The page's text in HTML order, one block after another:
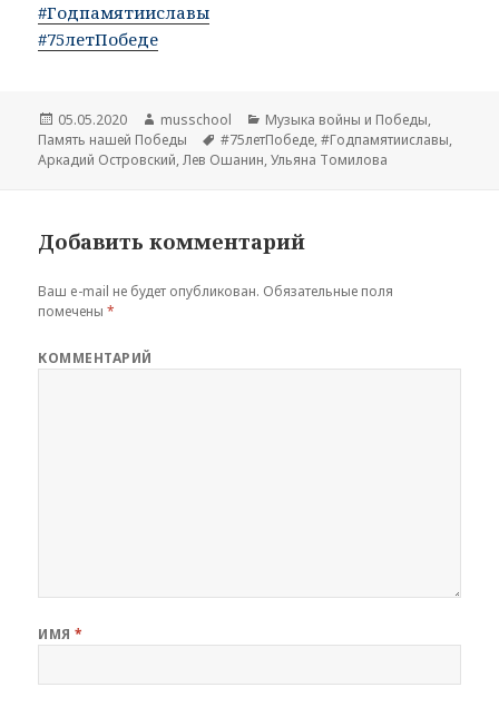
#Годпамятииславы
#75летПобеде
Опубликовано
05.05.2020 Автор
musschool Рубрики
Музыка войны и Победы,
Память нашей Победы
Метки
#75летПобеде,#Годпамятииславы,
Аркадий Островский,Лев Ошанин,Ульяна Томилова
Добавить комментарий
Ваш e-mail не будет опубликован. Обязательные поля
помечены*
КОММЕНТАРИЙ
ИМЯ*